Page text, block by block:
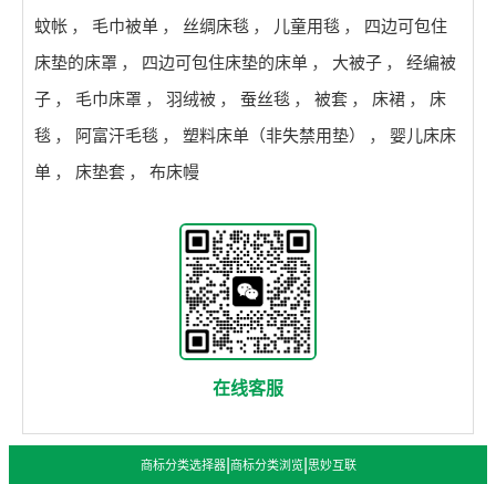
蚊帐 ， 毛巾被单 ， 丝绸床毯 ， 儿童用毯 ，
四边可包住
床垫的床罩 ， 四边可包住床垫的床单 ， 大被子 ，
经编被
子 ， 毛巾床罩 ， 羽绒被 ， 蚕丝毯 ， 被套 ， 床裙 ，
床
毯 ， 阿富汗毛毯 ， 塑料床单（非失禁用垫） ，
婴儿床床
单 ， 床垫套 ， 布床幔
在线客服
商标分类选择器| 商标分类浏览| 思妙互联